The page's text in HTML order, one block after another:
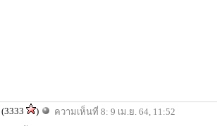
(3333 )
ความเห็นที่ 8: 9 เม.ย. 64, 11:52